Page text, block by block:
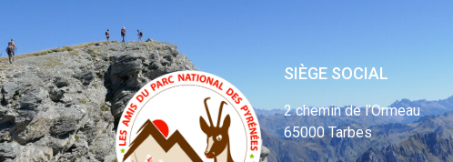
SIÈGE SOCIAL
2 chemin de l’Ormeau
65000 Tarbes